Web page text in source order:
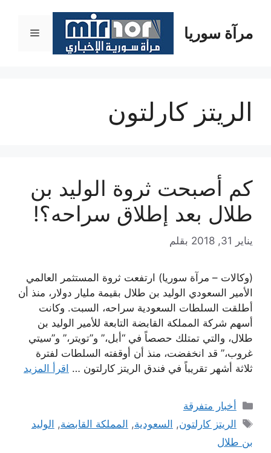
المحتوىمرآة سوريا القائمة
الريتز كارلتون
كم أصبحت ثروة الوليد بن
طلال بعد إطلاق سراحه؟!
يناير 31, 2018 بقلم
(وكالات – مرآة سوريا) ارتفعت ثروة المستثمر العالمي
الأمير السعودي الوليد بن طلال بقيمة مليار دولار، منذ أن
أطلقت السلطات السعودية سراحه، السبت. وكانت
أسهم شركة المملكة القابضة التابعة للأمير الوليد بن
طلال، والتي تمتلك حصصاً في “أبل،” و”تويتر،” و”سيتي
غروب،” قد انخفضت، منذ أن أوقفته السلطات لفترة
ثلاثة أشهر تقريباً في فندق الريتز كارلتون … اقرأ المزيد
التصنيفات
أخبار متفرقة
الوسوم
الريتز كارلتون, السعودية, المملكة القابضة, الوليد
بن طلال